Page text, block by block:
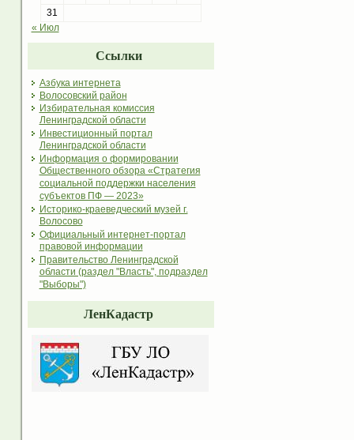
31
« Июл
Ссылки
Азбука интернета
Волосовский район
Избирательная комиссия
Ленинградской области
Инвестиционный портал
Ленинградской области
Информация о формировании
Общественного обзора «Стратегия
социальной поддержки населения
субъектов ПФ — 2023»
Историко-краеведческий музей г.
Волосово
Официальный интернет-портал
правовой информации
Правительство Ленинградской
области (раздел "Власть", подраздел
"Выборы")
ЛенКадастр